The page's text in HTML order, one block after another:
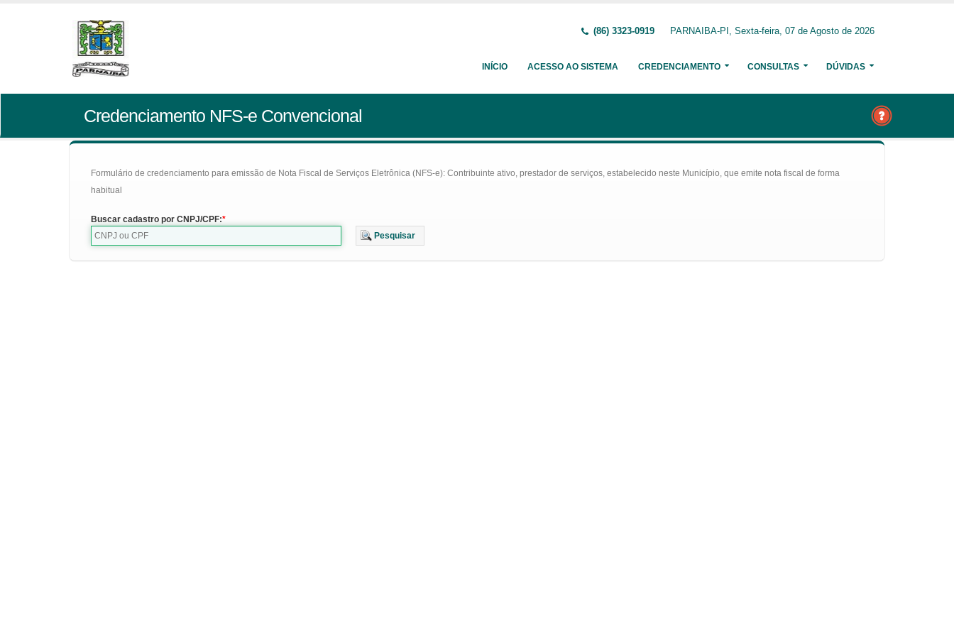
(86) 3323-0919 PARNAIBA-PI, Sexta-feira, 07 de Agosto de 2026
INÍCIO ACESSO AO SISTEMA CREDENCIAMENTO CONSULTAS DÚVIDAS
Credenciamento NFS-e Convencional
Formulário de credenciamento para emissão de Nota Fiscal de Serviços Eletrônica (NFS-e): Contribuinte ativo, prestador de serviços, estabelecido neste Município, que emite nota fiscal de forma
habitual
Buscar cadastro por CNPJ/CPF:
Pesquisar